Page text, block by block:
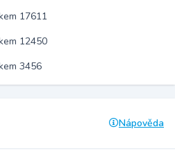
17611
12450
3456
Nápověda